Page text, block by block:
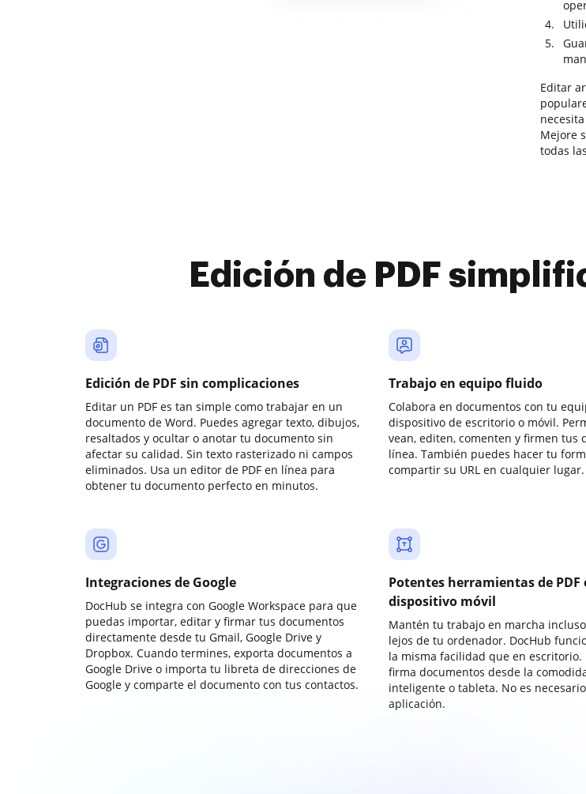
Editar
Mejore
todas
Edición de PDF
Edición de PDF sin complicaciones
Editar un PDF es tan simple como trabajar en un
documento de Word. Puedes agregar texto, dibujos,
resaltados y ocultar o anotar tu documento sin
afectar su calidad. Sin texto rasterizado ni campos
eliminados. Usa un editor de PDF en línea para
obtener tu documento perfecto en minutos.
Trabajo en equipo fluido
Colabora en documentos con tu
dispositivo de escritorio o móvil.
vean, editen, comenten y firmen tus
línea. También puedes hacer tu
compartir su URL en cualquier lugar.
Integraciones de Google
DocHub se integra con Google Workspace para que
puedas importar, editar y firmar tus documentos
directamente desde tu Gmail, Google Drive y
Dropbox. Cuando termines, exporta documentos a
Google Drive o importa tu libreta de direcciones de
Google y comparte el documento con tus contactos.
Potentes herramientas de PDF
dispositivo móvil
Mantén tu trabajo en marcha
lejos de tu ordenador. DocHub
la misma facilidad que en escritorio.
firma documentos desde la
inteligente o tableta. No es
aplicación.